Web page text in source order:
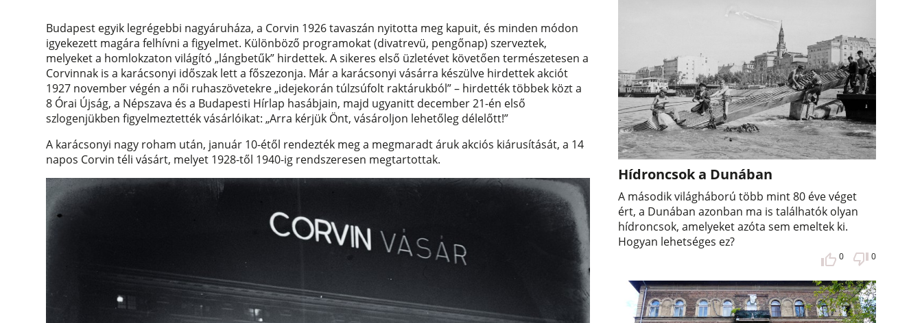
Budapest egyik legrégebbi nagyáruháza, a Corvin 1926 tavaszán nyitotta meg kapuit, és minden módon
igyekezett magára felhívni a figyelmet. Különböző programokat (divatrevü, pengőnap) szerveztek,
melyeket a homlokzaton világító „lángbetűk” hirdettek. A sikeres első üzletévet követően természetesen a
Corvinnak is a karácsonyi időszak lett a főszezonja. Már a karácsonyi vásárra készülve hirdettek akciót
1927 november végén a női ruhaszövetekre „idejekorán túlzsúfolt raktárukból” – hirdették többek közt a
8 Órai Újság, a Népszava és a Budapesti Hírlap hasábjain, majd ugyanitt december 21-én első
szlogenjükben figyelmeztették vásárlóikat: „Arra kérjük Önt, vásároljon lehetőleg délelőtt!”
A karácsonyi nagy roham után, január 10-étől rendezték meg a megmaradt áruk akciós kiárusítását, a 14
napos Corvin téli vásárt, melyet 1928-től 1940-ig rendszeresen megtartottak.
Hídroncsok a Dunában
A második világháború több mint 80 éve véget
ért, a Dunában azonban ma is találhatók olyan
hídroncsok, amelyeket azóta sem emeltek ki.
Hogyan lehetséges ez?
0 0